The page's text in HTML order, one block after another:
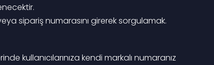
sipariş numarasını girerek sorgulamak.
kullanıcılarınıza kendi markalı numaranız